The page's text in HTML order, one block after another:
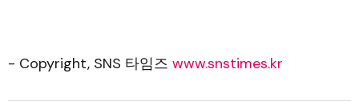
- Copyright, SNS 타임즈 www.snstimes.kr